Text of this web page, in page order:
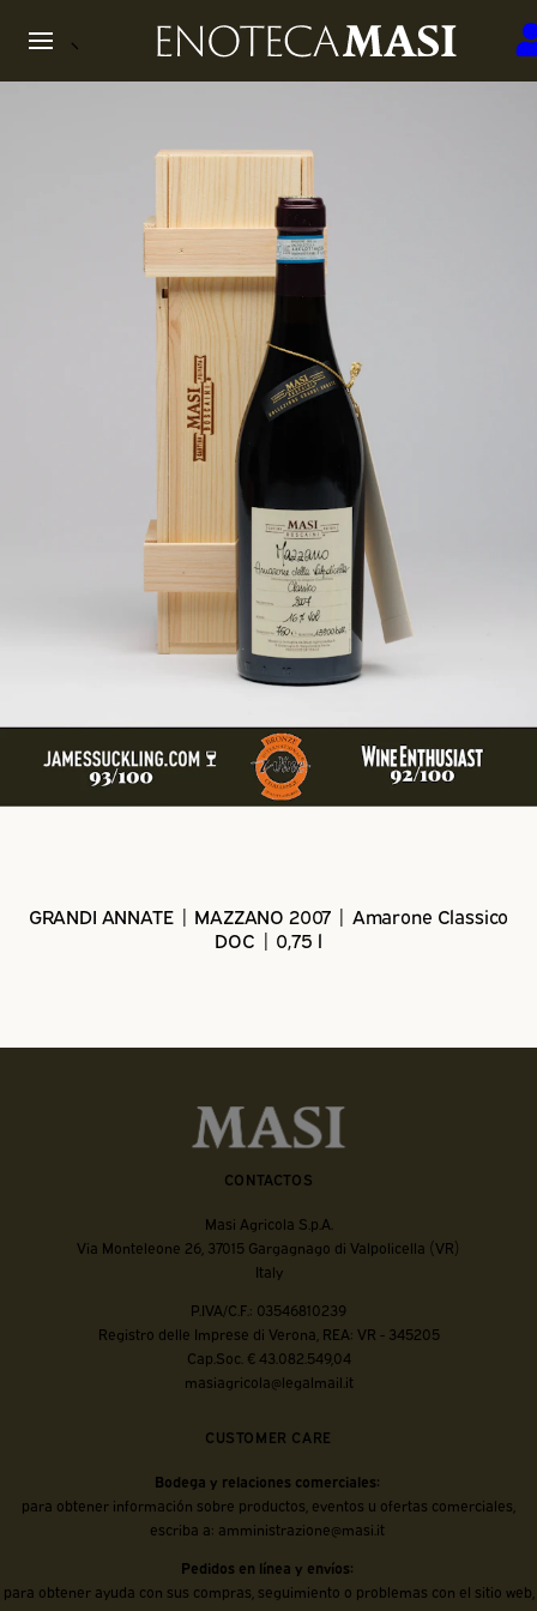
GRANDI ANNATE | MAZZANO 2007 | Amarone Classico
DOC | 0,75 l
CONTACTOS
Masi Agricola S.p.A.
Via Monteleone 26, 37015 Gargagnago di Valpolicella (VR)
Italy
P.IVA/C.F.: 03546810239
Registro delle Imprese di Verona, REA: VR - 345205
Cap.Soc. € 43.082.549,04
masiagricola@legalmail.it
CUSTOMER CARE
Bodega y relaciones comerciales:
para obtener información sobre productos, eventos u ofertas comerciales,
escriba a: amministrazione@masi.it
Pedidos en línea y envíos:
para obtener ayuda con sus compras, seguimiento o problemas con el sitio web,